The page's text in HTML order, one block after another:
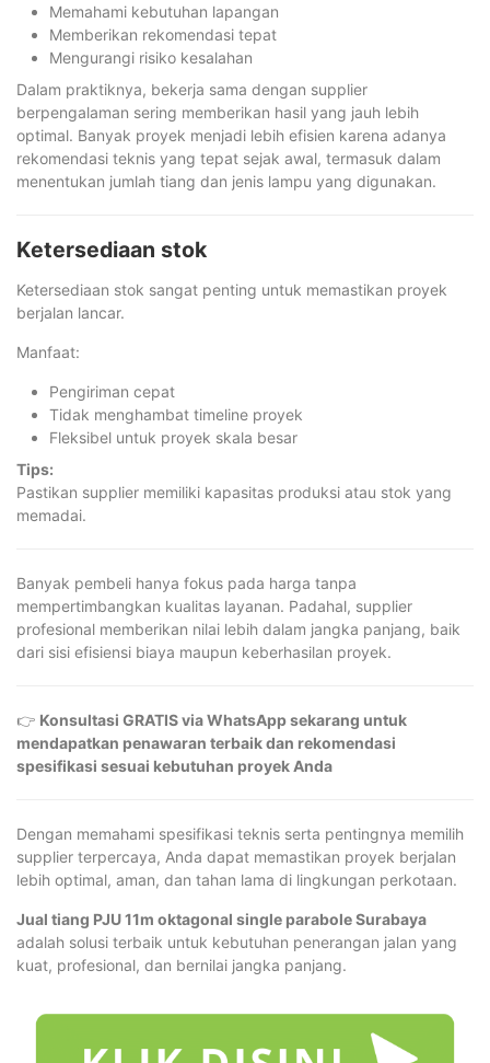
Memahami kebutuhan lapangan
Memberikan rekomendasi tepat
Mengurangi risiko kesalahan
Dalam praktiknya, bekerja sama dengan supplier
berpengalaman sering memberikan hasil yang jauh lebih
optimal. Banyak proyek menjadi lebih efisien karena adanya
rekomendasi teknis yang tepat sejak awal, termasuk dalam
menentukan jumlah tiang dan jenis lampu yang digunakan.
Ketersediaan stok
Ketersediaan stok sangat penting untuk memastikan proyek
berjalan lancar.
Manfaat:
Pengiriman cepat
Tidak menghambat timeline proyek
Fleksibel untuk proyek skala besar
Tips:
Pastikan supplier memiliki kapasitas produksi atau stok yang
memadai.
Banyak pembeli hanya fokus pada harga tanpa
mempertimbangkan kualitas layanan. Padahal, supplier
profesional memberikan nilai lebih dalam jangka panjang, baik
dari sisi efisiensi biaya maupun keberhasilan proyek.
👉 Konsultasi GRATIS via WhatsApp sekarang untuk
mendapatkan penawaran terbaik dan rekomendasi
spesifikasi sesuai kebutuhan proyek Anda
Dengan memahami spesifikasi teknis serta pentingnya memilih
supplier terpercaya, Anda dapat memastikan proyek berjalan
lebih optimal, aman, dan tahan lama di lingkungan perkotaan.
Jual tiang PJU 11m oktagonal single parabole Surabaya
adalah solusi terbaik untuk kebutuhan penerangan jalan yang
kuat, profesional, dan bernilai jangka panjang.